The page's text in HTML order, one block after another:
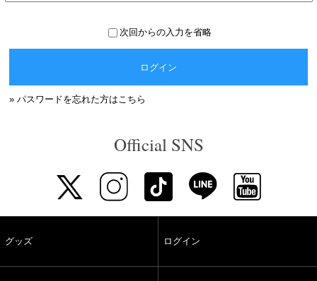
次回からの入力を省略
ログイン
» パスワードを忘れた方はこちら
Official SNS
グッズ ログイン